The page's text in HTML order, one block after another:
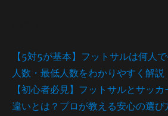
【5対5が基本】フットサルは何人
人数・最低人数をわかりやすく解説
【初心者必見】フットサルとサッ
違いとは？プロが教える安心の選び